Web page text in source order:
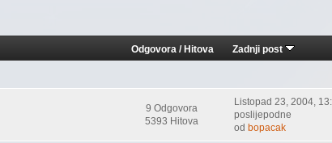
Odgovora/Hitova Zadnji post
9 Odgovora
5393 Hitova
Listopad 23, 2004,
poslijepodne
odbopacak